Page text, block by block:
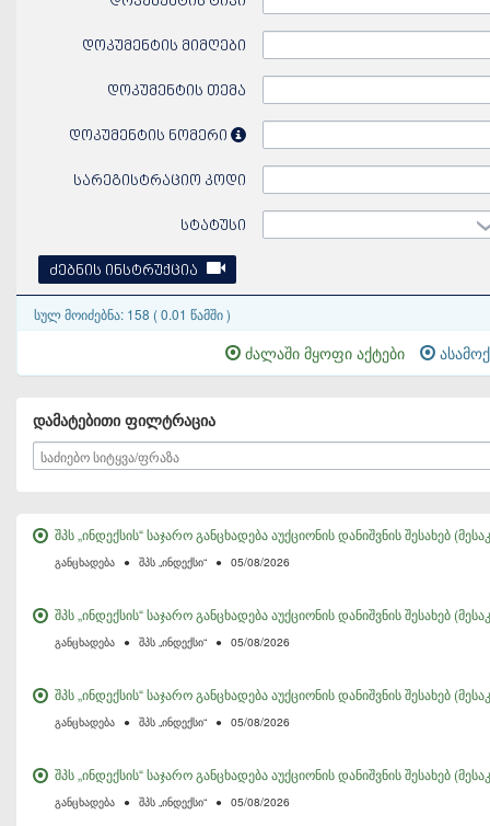
დოკუმენტის მიმღები
დოკუმენტის თემა
დოკუმენტის ნომერი
სარეგისტრაციო კოდი
სტატუსი
ძებნის ინსტრუქცია
სულ მოიძებნა: 158 ( 0.01 წამში )
ძალაში მყოფი აქტები
დამატებითი ფილტრაცია
შპს „ინდექსის“ საჯარო განცხადება აუქციონის დანიშვნის შესახებ
განცხადება ● შპს „ინდექსი“ ● 05/08/2026
შპს „ინდექსის“ საჯარო განცხადება აუქციონის დანიშვნის შესახებ
განცხადება ● შპს „ინდექსი“ ● 05/08/2026
შპს „ინდექსის“ საჯარო განცხადება აუქციონის დანიშვნის შესახებ
განცხადება ● შპს „ინდექსი“ ● 05/08/2026
შპს „ინდექსის“ საჯარო განცხადება აუქციონის დანიშვნის შესახებ
განცხადება ● შპს „ინდექსი“ ● 05/08/2026